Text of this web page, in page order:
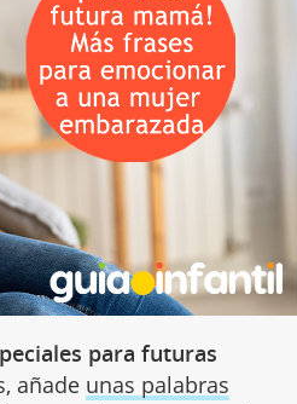
para futuras
añade unas palabras